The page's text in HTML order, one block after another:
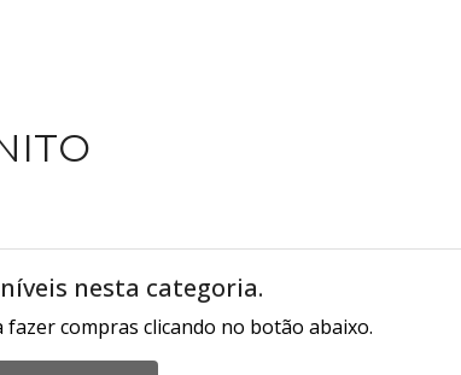
nesta categoria.
compras clicando no botão abaixo.